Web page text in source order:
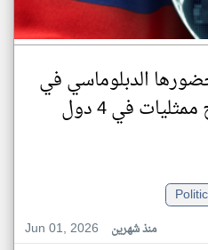
الدبلوماسي في
إفريقيا بافتتاح ممثليات في 4 دول
Jun 01, 2026
منذ شهرين